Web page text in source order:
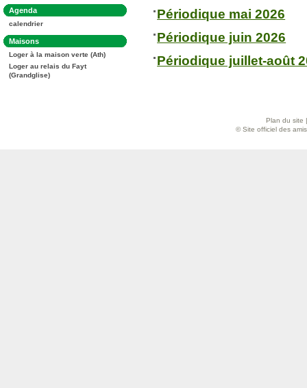
Dans
la
rubrique
:
Agenda
calendrier
Dans
la
rubrique
:
Maisons
Loger à la maison verte (Ath)
Loger au relais du Fayt
(Grandglise)
Périodique mai 2026
Périodique juin 2026
Périodique juillet-août
Plan du site
© Site officiel des